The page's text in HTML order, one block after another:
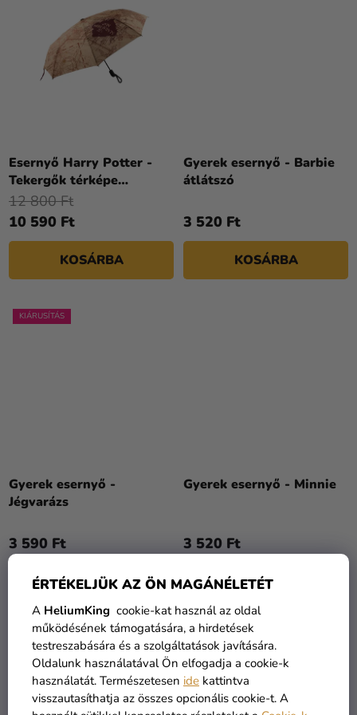
ÉRTÉKELJÜK AZ ÖN MAGÁNÉLETÉT
A HeliumKing cookie-kat használ az oldal
működésének támogatására, a hirdetések
testreszabására és a szolgáltatások javítására.
Oldalunk használatával Ön elfogadja a cookie-k
használatát. Természetesen ide kattintva
visszautasíthatja az összes opcionális cookie-t. A
Esernyő Harry Potter -
Tekergők térképe
(összerakható)
10 590 Ft
12 800 Ft
KOSÁRBA
Gyerek esernyő - Barbie
átlátszó
3 520 Ft
KOSÁRBA
KIÁRUSÍTÁS
Gyerek esernyő -
Jégvarázs
3 590 Ft
KOSÁRBA
Gyerek esernyő - Minnie
3 520 Ft
KOSÁRBA